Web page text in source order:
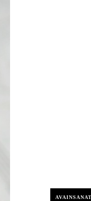
AVAINSANAT